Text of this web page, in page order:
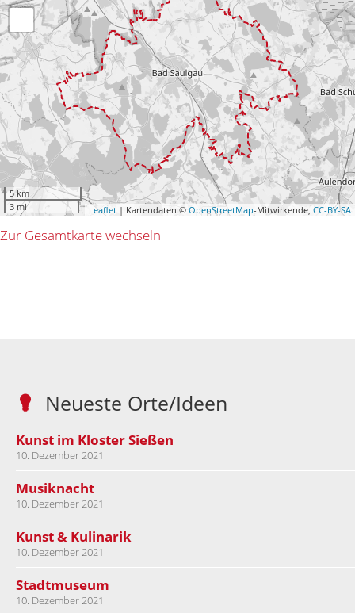
5 km
3 mi
Leaflet | Kartendaten © OpenStreetMap-Mitwirkende,CC-BY-SA
Zur Gesamtkarte wechseln
Neueste Orte/Ideen
Kunst im Kloster Sießen
10. Dezember 2021
Musiknacht
10. Dezember 2021
Kunst & Kulinarik
10. Dezember 2021
Stadtmuseum
10. Dezember 2021